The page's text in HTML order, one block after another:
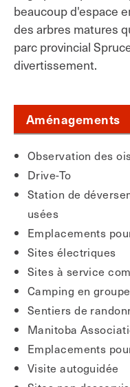
beaucoup d'espace
des arbres matures
parc provincial
divertissement.
Aménagements
Observation des
Drive-To
Station de
usées
Emplacements
Sites électriques
Sites à service
Camping en groupe
Sentiers de
Manitoba
Emplacements
Visite autoguidée